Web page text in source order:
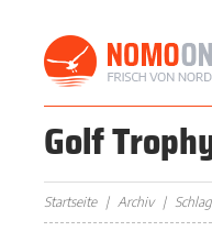
Golf
Startseite Archiv